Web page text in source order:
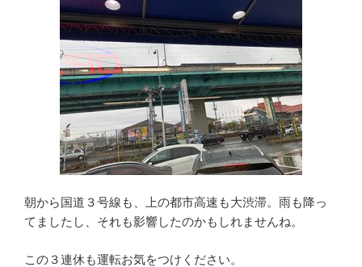
朝から国道３号線も、上の都市高速も大渋滞。雨も降っ
てましたし、それも影響したのかもしれませんね。
この３連休も運転お気をつけください。